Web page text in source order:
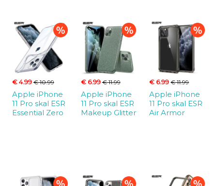
€ 4.99€ 10.99
Apple iPhone
11 Pro skal ESR
Essential Zero
€ 6.99€ 11.99
Apple iPhone
11 Pro skal ESR
Makeup Glitter
€ 6.99€ 11.99
Apple iPhone
11 Pro skal ESR
Air Armor